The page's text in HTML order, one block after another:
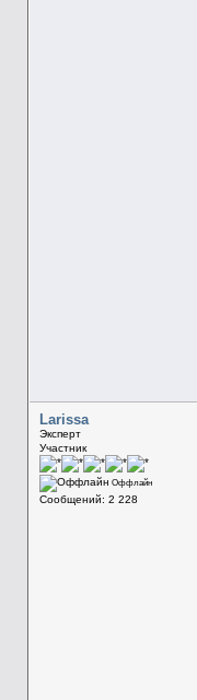
Larissa
Эксперт
Участник
Оффлайн
Сообщений: 2 228